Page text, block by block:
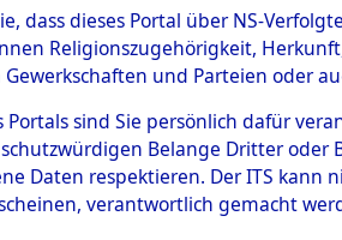
Dead -
dass dieses Portal über NS-
Religionszugehörigkeit,
und Parteien oder
Portals sind Sie persönlich dafür
Belange Dritter
Daten respektieren. Der ITS
verantwortlich gemacht